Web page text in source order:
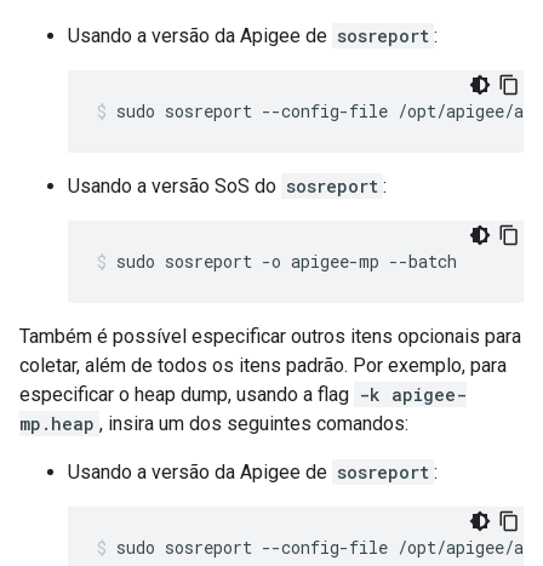
Usando a versão da Apigee de sosreport :
sudo sosreport --config-file /opt/apigee/
Usando a versão SoS do sosreport :
sudo sosreport -o apigee-mp --batch
Também é possível especificar outros itens opcionais para
coletar, além de todos os itens padrão. Por exemplo, para
especificar o heap dump, usando a flag -k apigee-
mp.heap , insira um dos seguintes comandos:
Usando a versão da Apigee de sosreport :
sudo sosreport --config-file /opt/apigee/